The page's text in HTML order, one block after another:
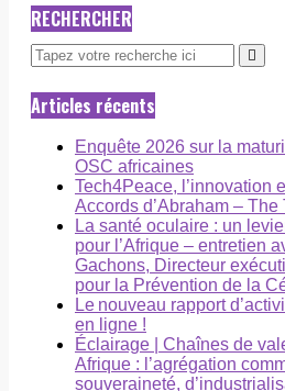
RECHERCHER
Articles récents
Enquête 2026 sur la
OSC africaines
Tech4Peace, l’innovation
Accords d’Abraham – The
La santé oculaire : un
pour l’Afrique – entretien
Gachons, Directeur
pour la Prévention de la
Le nouveau rapport
en ligne !
Éclairage | Chaînes de
Afrique : l’agrégation
souveraineté,